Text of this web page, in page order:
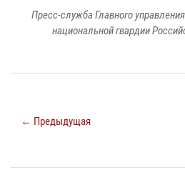
Пресс-служба Главного
национальной гвардии
← Предыдущая